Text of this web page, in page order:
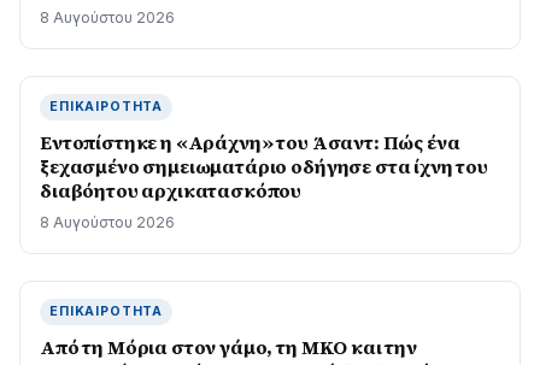
8 Αυγούστου 2026
ΕΠΙΚΑΙΡΌΤΗΤΑ
Εντοπίστηκε η «Αράχνη» του Άσαντ: Πώς ένα
ξεχασμένο σημειωματάριο οδήγησε στα ίχνη του
διαβόητου αρχικατασκόπου
8 Αυγούστου 2026
ΕΠΙΚΑΙΡΌΤΗΤΑ
Από τη Μόρια στον γάμο, τη ΜΚΟ και την